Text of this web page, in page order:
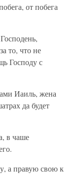
от побега
то, что не
Господу с
Иаиль, жена
да будет
в чаше
а правую свою к